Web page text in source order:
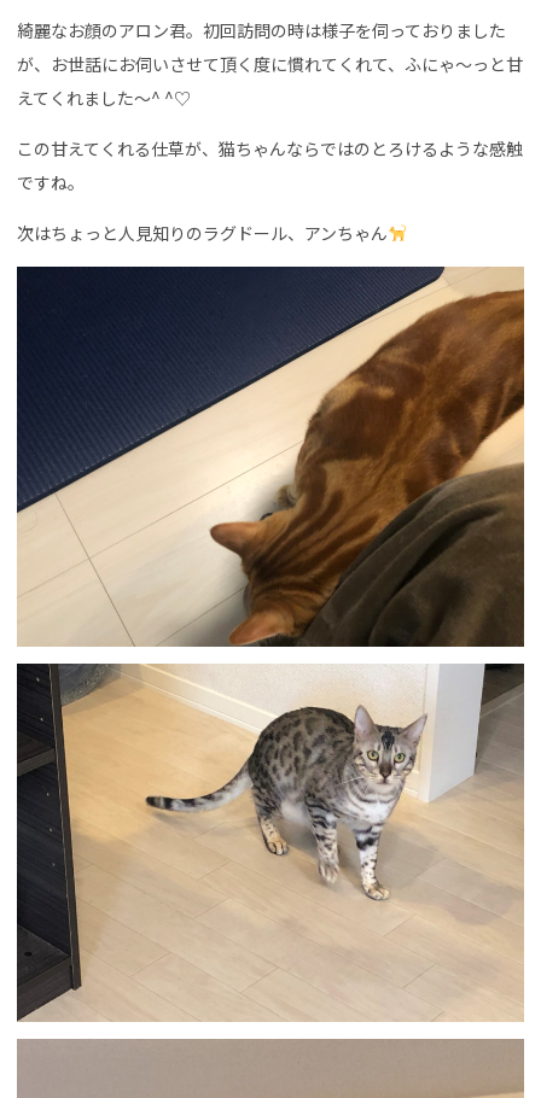
綺麗なお顔のアロン君。初回訪問の時は様子を伺っておりました
が、お世話にお伺いさせて頂く度に慣れてくれて、ふにゃ〜っと甘
えてくれました〜^ ^♡
この甘えてくれる仕草が、猫ちゃんならではのとろけるような感触
ですね。
次はちょっと人見知りのラグドール、アンちゃん